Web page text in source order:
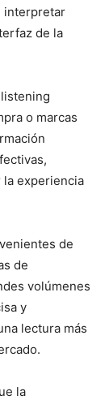
interpretar
de la
o marcas
experiencia
de
de
volúmenes
y
lectura más
la